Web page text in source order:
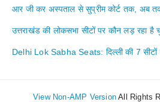
आर जी कर अस्पताल से सुप्रीम कोर्ट तक, अब
उत्तराखंड की लोकसभा सीटों पर कौन लड़ रहा है
Delhi Lok Sabha Seats: दिल्ली की 7 सीटों
View Non-AMP Version All Rights